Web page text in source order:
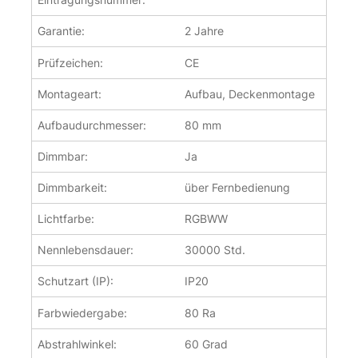
Garantie: 2 Jahre
Prüfzeichen: CE
Montageart: Aufbau, Deckenmontage
Aufbaudurchmesser: 80 mm
Dimmbar: Ja
Dimmbarkeit: über Fernbedienung
Lichtfarbe: RGBWW
Nennlebensdauer: 30000 Std.
Schutzart (IP): IP20
Farbwiedergabe: 80 Ra
Abstrahlwinkel: 60 Grad